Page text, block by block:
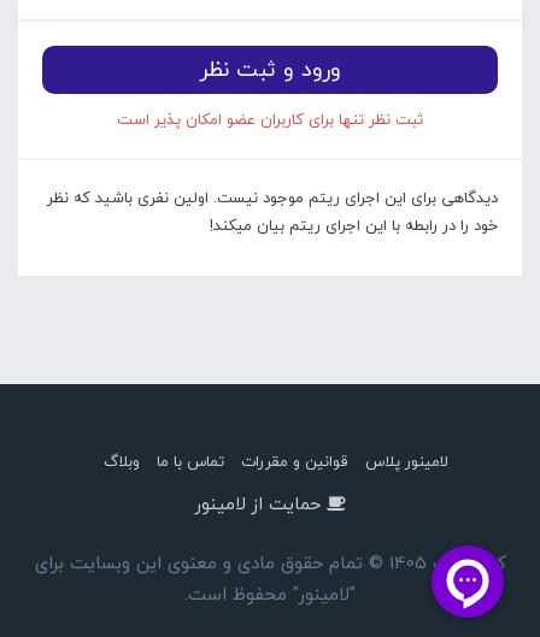
ورود و ثبت نظر
ثبت نظر تنها برای کاربران عضو امکان پذیر است
دیدگاهی برای این اجرای ریتم موجود نیست. اولین نفری باشید که نظر
خود را در رابطه با این اجرای ریتم بیان میکند!
لامینور پلاس قوانین و مقررات تماس با ما وبلاگ
حمایت از لامینور
کپی رایت 1405 © تمام حقوق مادی و معنوی این وبسایت برای
"لامینور" محفوظ است.